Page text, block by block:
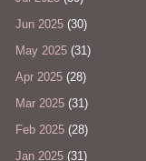
Jun 2025 (30)
May 2025 (31)
Apr 2025 (28)
Mar 2025 (31)
Feb 2025 (28)
Jan 2025 (31)